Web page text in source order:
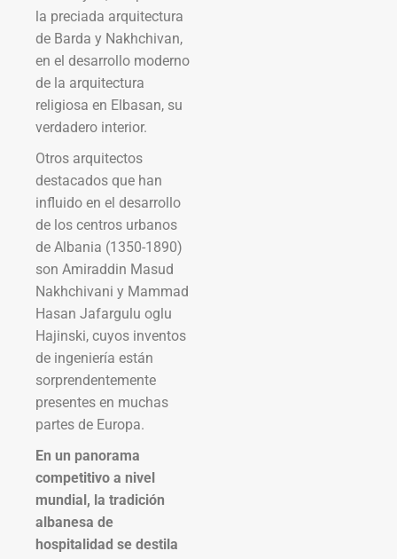
la preciada arquitectura
de Barda y Nakhchivan,
en el desarrollo moderno
de la arquitectura
religiosa en Elbasan, su
verdadero interior.
Otros arquitectos
destacados que han
influido en el desarrollo
de los centros urbanos
de Albania (1350-1890)
son Amiraddin Masud
Nakhchivani y Mammad
Hasan Jafargulu oglu
Hajinski, cuyos inventos
de ingeniería están
sorprendentemente
presentes en muchas
partes de Europa.
En un panorama
competitivo a nivel
mundial, la tradición
albanesa de
hospitalidad se destila